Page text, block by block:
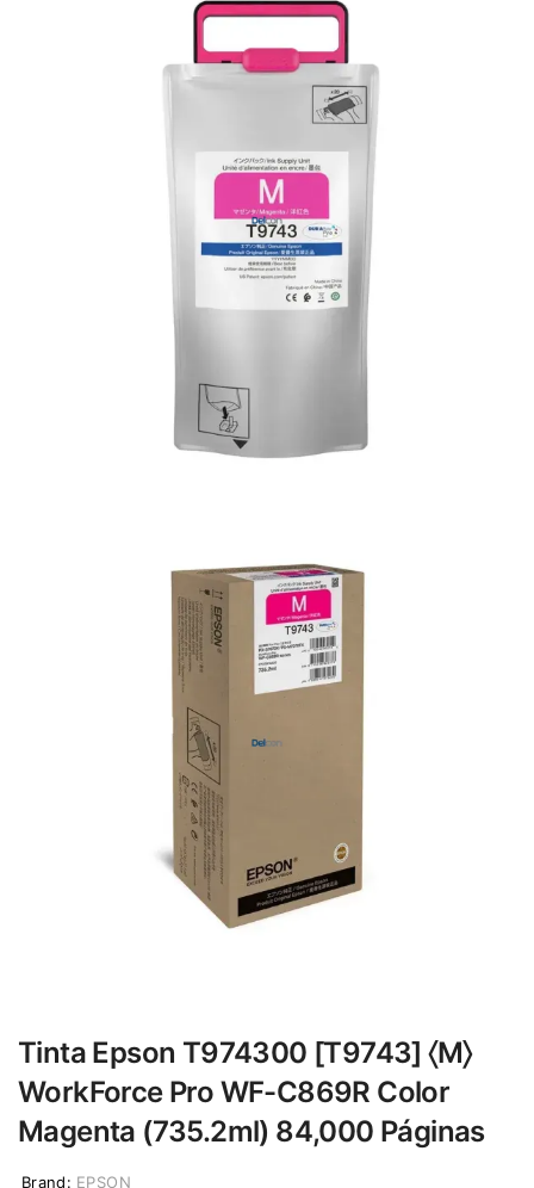
Tinta Epson T974300 [T9743] 〈M〉
WorkForce Pro WF-C869R Color
Magenta (735.2ml) 84,000 Páginas
Brand: EPSON